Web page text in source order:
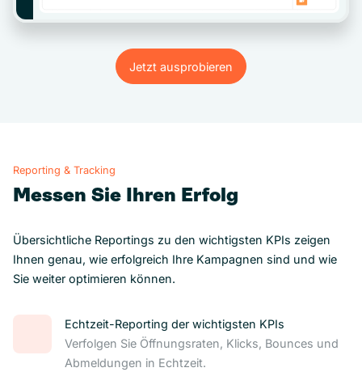
Jetzt ausprobieren
Jetzt ausprobieren
Reporting & Tracking
Messen Sie Ihren Erfolg
Übersichtliche Reportings zu den wichtigsten KPIs zeigen
Ihnen genau, wie erfolgreich Ihre Kampagnen sind und wie
Sie weiter optimieren können.
Echtzeit-Reporting der wichtigsten KPIs
Verfolgen Sie Öffnungsraten, Klicks, Bounces und
Abmeldungen in Echtzeit.